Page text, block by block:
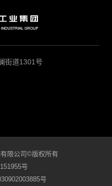
街道1301号
限公司©版权所有
号
号